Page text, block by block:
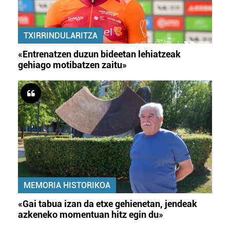
TXIRRINDULARITZA
«Entrenatzen duzun bideetan lehiatzeak
gehiago motibatzen zaitu»
MEMORIA HISTORIKOA
«Gai tabua izan da etxe gehienetan, jendeak
azkeneko momentuan hitz egin du»